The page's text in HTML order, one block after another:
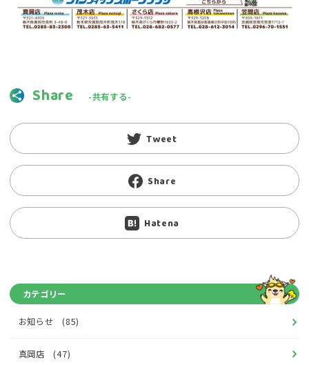
Share -共有する-
Tweet
Share
Hatena
カテゴリー
お知らせ (85)
真岡店 (47)